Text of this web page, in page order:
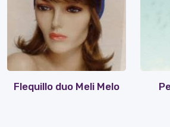
Flequillo duo Meli Melo